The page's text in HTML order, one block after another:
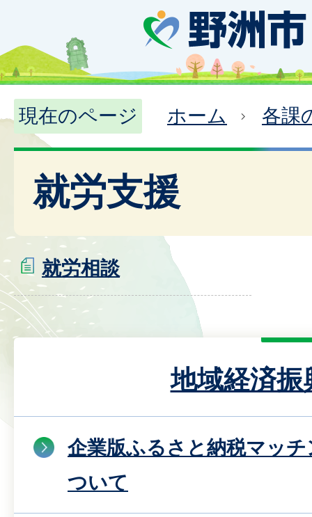
現在のページ ホーム 各課
就労支援
就労相談
地域経済振
企業版ふるさと納税マッ
ついて